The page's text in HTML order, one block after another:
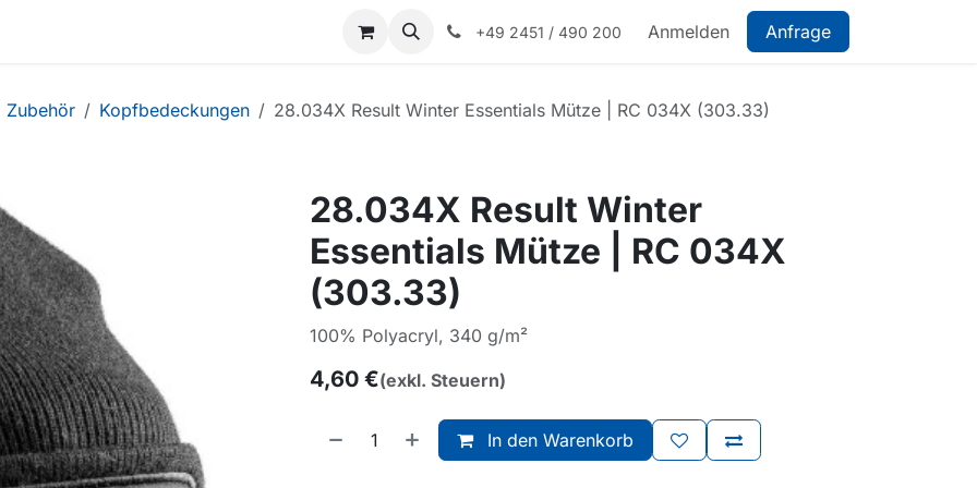
+49 2451 / 490 200 Anmelden Anfrage
Zubehör Kopfbedeckungen 28.034X Result Winter Essentials Mütze | RC 034X (303.33)
28.034X Result Winter
Essentials Mütze | RC 034X
(303.33)
100% Polyacryl, 340 g/m²
4,60 €(exkl. Steuern)
In den Warenkorb